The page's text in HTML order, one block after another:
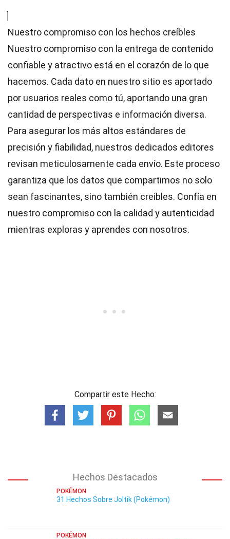
Nuestro compromiso con los hechos creíbles
Nuestro compromiso con la entrega de contenido
confiable y atractivo está en el corazón de lo que
hacemos. Cada dato en nuestro sitio es aportado
por usuarios reales como tú, aportando una gran
cantidad de perspectivas e información diversa.
Para asegurar los más altos estándares de
precisión y fiabilidad, nuestros dedicados editores
revisan meticulosamente cada envío. Este proceso
garantiza que los datos que compartimos no solo
sean fascinantes, sino también creíbles. Confía en
nuestro compromiso con la calidad y autenticidad
mientras exploras y aprendes con nosotros.
Compartir este Hecho:
Hechos Destacados
POKÉMON
31 Hechos Sobre Joltik (Pokémon)
POKÉMON